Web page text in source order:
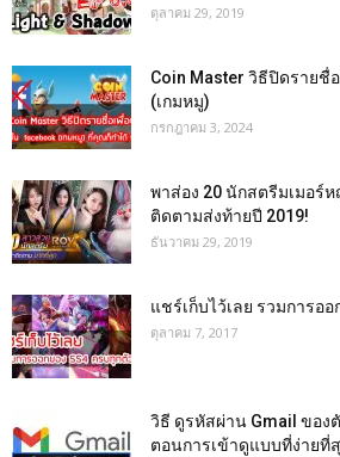
ตุลาคม 29, 2019
Coin Master วิธีปิดรายชื่
(เกมหมู)
กรกฎาคม 3, 2024
พาส่อง 20 นักสตรีมเมอร์ห
ติดตามส่งท้ายปี 2019!
ธันวาคม 29, 2019
แชร์เก็บไว้เลย รวมการอ
ตุลาคม 7, 2017
วิธี ดูรหัสผ่าน Gmail ของ
ตอนการเข้าดูแบบที่ง่ายที่